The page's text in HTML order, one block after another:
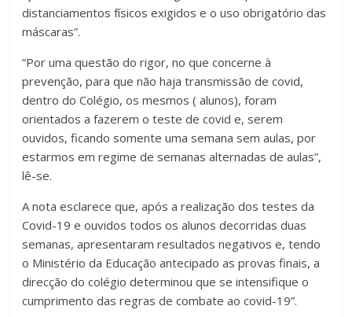
distanciamentos físicos exigidos e o uso obrigatório das
máscaras”.
“Por uma questão do rigor, no que concerne à
prevenção, para que não haja transmissão de covid,
dentro do Colégio, os mesmos ( alunos), foram
orientados a fazerem o teste de covid e, serem
ouvidos, ficando somente uma semana sem aulas, por
estarmos em regime de semanas alternadas de aulas”,
lê-se.
A nota esclarece que, após a realização dos testes da
Covid-19 e ouvidos todos os alunos decorridas duas
semanas, apresentaram resultados negativos e, tendo
o Ministério da Educação antecipado as provas finais, a
direcção do colégio determinou que se intensifique o
cumprimento das regras de combate ao covid-19”.